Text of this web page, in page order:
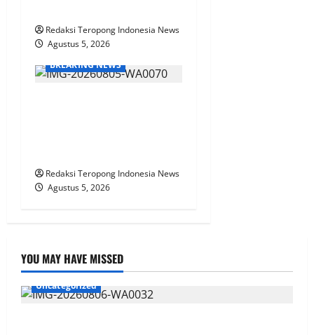
Redaksi Teropong Indonesia News
Agustus 5, 2026
BREAKING NEWS
Redaksi Teropong Indonesia News
Agustus 5, 2026
YOU MAY HAVE MISSED
Uncategorized